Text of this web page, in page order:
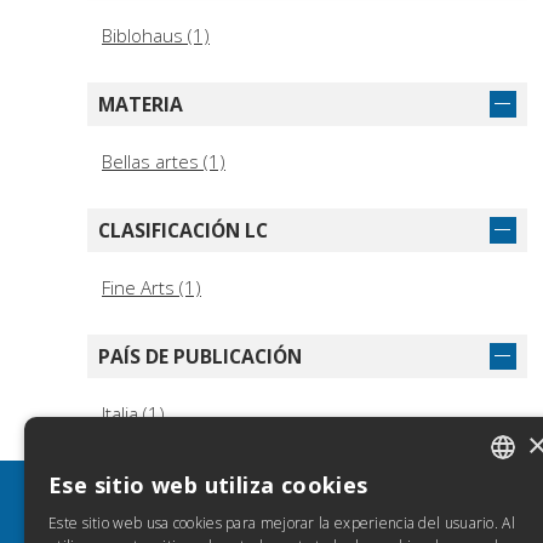
Biblohaus (1)
MATERIA
Bellas artes (1)
CLASIFICACIÓN LC
Fine Arts (1)
PAÍS DE PUBLICACIÓN
Italia (1)
INFORMACIÓN
SPANISH
Ese sitio web utiliza cookies
Este sitio web usa cookies para mejorar la experiencia del usuario. Al